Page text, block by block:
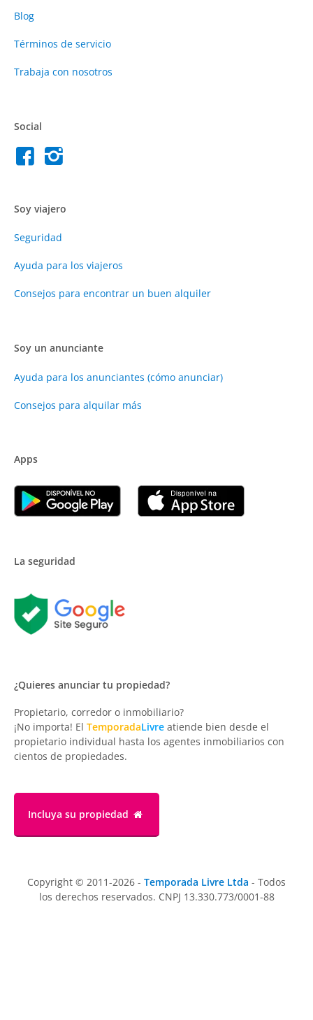
Blog
Términos de servicio
Trabaja con nosotros
Social
Soy viajero
Seguridad
Ayuda para los viajeros
Consejos para encontrar un buen alquiler
Soy un anunciante
Ayuda para los anunciantes (cómo anunciar)
Consejos para alquilar más
Apps
La seguridad
¿Quieres anunciar tu propiedad?
Propietario, corredor o inmobiliario?
¡No importa! El TemporadaLivre atiende bien desde el
propietario individual hasta los agentes inmobiliarios con
cientos de propiedades.
Incluya su propiedad
Copyright © 2011-2026 - Temporada Livre Ltda - Todos
los derechos reservados. CNPJ 13.330.773/0001-88